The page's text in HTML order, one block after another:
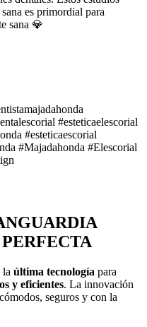
es primordial para
sana 💎
#esteticaelescorial
#esteticaescorial
#Majadahonda #Elescorial
la última tecnología para
y eficientes. La innovación
seguros y con la